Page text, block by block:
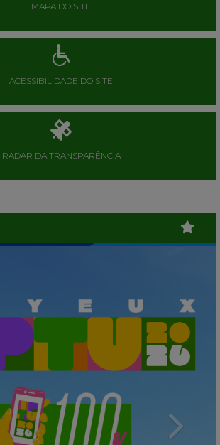
MAPA DO SITE
ACESSIBILIDADE DO SITE
RADAR DA TRANSPARÊNCIA
Next